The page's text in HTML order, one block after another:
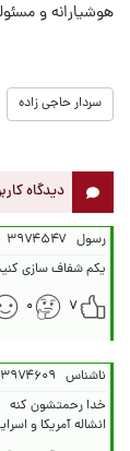
هوشیارانه و
سردار حاجی زاده
دیدگاه
رسول ۳۹۷۴۵۴۷
یکم شفاف سازی
۷
۰
ناشناس ۳۹۷۴۶۰۹
انشاله آمریکا و